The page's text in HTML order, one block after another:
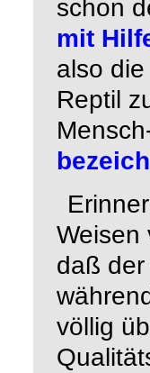
schon
mit
also
Reptil
Weisen
daß
völlig